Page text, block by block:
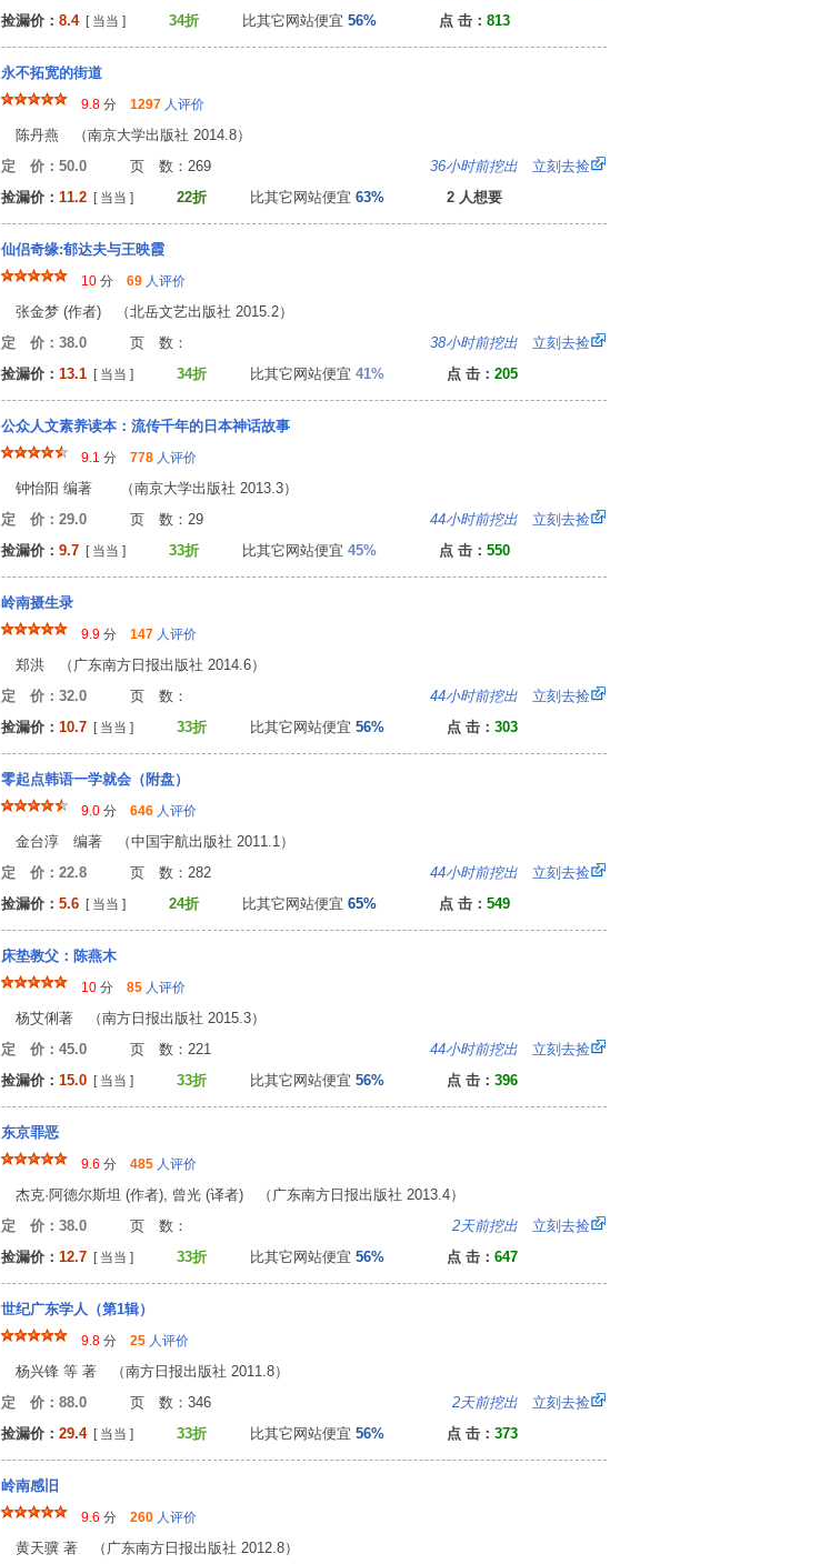
捡漏价： 8.4[ 当当 ] 34折 比其它网站便宜 56% 点 击： 813
永不拓宽的街道
9.8 分 1297 人评价
陈丹燕 （南京大学出版社 2014.8）
定 价：50.0 页 数：269 36小时前挖出 立刻去捡
捡漏价： 11.2 [ 当当 ] 22折 比其它网站便宜 63% 2 人想要
仙侣奇缘:郁达夫与王映霞
10 分 69 人评价
张金梦 (作者) （北岳文艺出版社 2015.2）
定 价：38.0 页 数： 38小时前挖出 立刻去捡
捡漏价： 13.1 [ 当当 ] 34折 比其它网站便宜 41% 点 击： 205
公众人文素养读本：流传千年的日本神话故事
9.1 分 778 人评价
钟怡阳 编著 （南京大学出版社 2013.3）
定 价：29.0 页 数：29 44小时前挖出 立刻去捡
捡漏价： 9.7 [ 当当 ] 33折 比其它网站便宜 45% 点 击： 550
岭南摄生录
9.9 分 147 人评价
郑洪 （广东南方日报出版社 2014.6）
定 价：32.0 页 数： 44小时前挖出 立刻去捡
捡漏价： 10.7 [ 当当 ] 33折 比其它网站便宜 56% 点 击： 303
零起点韩语一学就会（附盘）
9.0 分 646 人评价
金台淳 编著 （中国宇航出版社 2011.1）
定 价：22.8 页 数：282 44小时前挖出 立刻去捡
捡漏价： 5.6 [ 当当 ] 24折 比其它网站便宜 65% 点 击： 549
床垫教父：陈燕木
10 分 85 人评价
杨艾俐著 （南方日报出版社 2015.3）
定 价：45.0 页 数：221 44小时前挖出 立刻去捡
捡漏价： 15.0 [ 当当 ] 33折 比其它网站便宜 56% 点 击： 396
东京罪恶
9.6 分 485 人评价
杰克·阿德尔斯坦 (作者), 曾光 (译者) （广东南方日报出版社 2013.4）
定 价：38.0 页 数： 2天前挖出 立刻去捡
捡漏价： 12.7 [ 当当 ] 33折 比其它网站便宜 56% 点 击： 647
世纪广东学人（第1辑）
9.8 分 25 人评价
杨兴锋 等 著 （南方日报出版社 2011.8）
定 价：88.0 页 数：346 2天前挖出 立刻去捡
捡漏价： 29.4[ 当当 ] 33折 比其它网站便宜 56% 点 击： 373
岭南感旧
9.6 分 260 人评价
黄天骥 著 （广东南方日报出版社 2012.8）